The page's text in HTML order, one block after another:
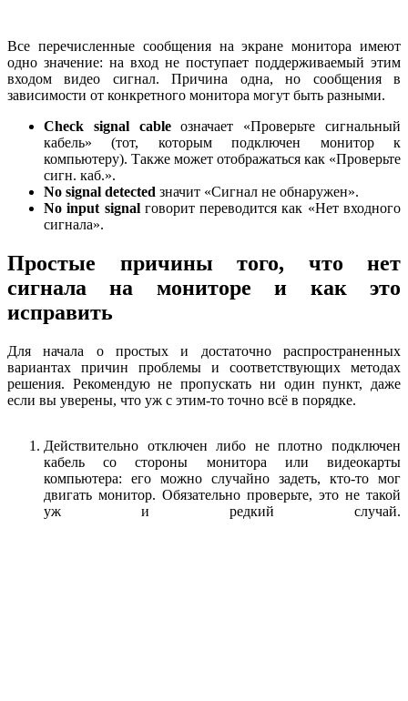
Все перечисленные сообщения на экране монитора имеют
одно значение: на вход не поступает поддерживаемый этим
входом видео сигнал. Причина одна, но сообщения в
зависимости от конкретного монитора могут быть разными.
Check signal cableозначает «Проверьте сигнальный
кабель» (тот, которым подключен монитор к
компьютеру). Также может отображаться как «Проверьте
сигн. каб.».
No signal detected значит «Сигнал не обнаружен».
Noinput signalговорит переводится как «Нет входного
сигнала».
Простые причины того, что нет
сигнала на мониторе и как это
исправить
Для начала о простых и достаточно распространенных
вариантах причин проблемы и соответствующих методах
решения. Рекомендую не пропускать ни один пункт, даже
если вы уверены, что уж с этим-то точно всё в порядке.
Действительно отключен либо не плотно подключен
кабель со стороны монитора или видеокарты
компьютера: его можно случайно задеть, кто-то мог
двигать монитор. Обязательно проверьте, это не такой
уж и редкий случай.